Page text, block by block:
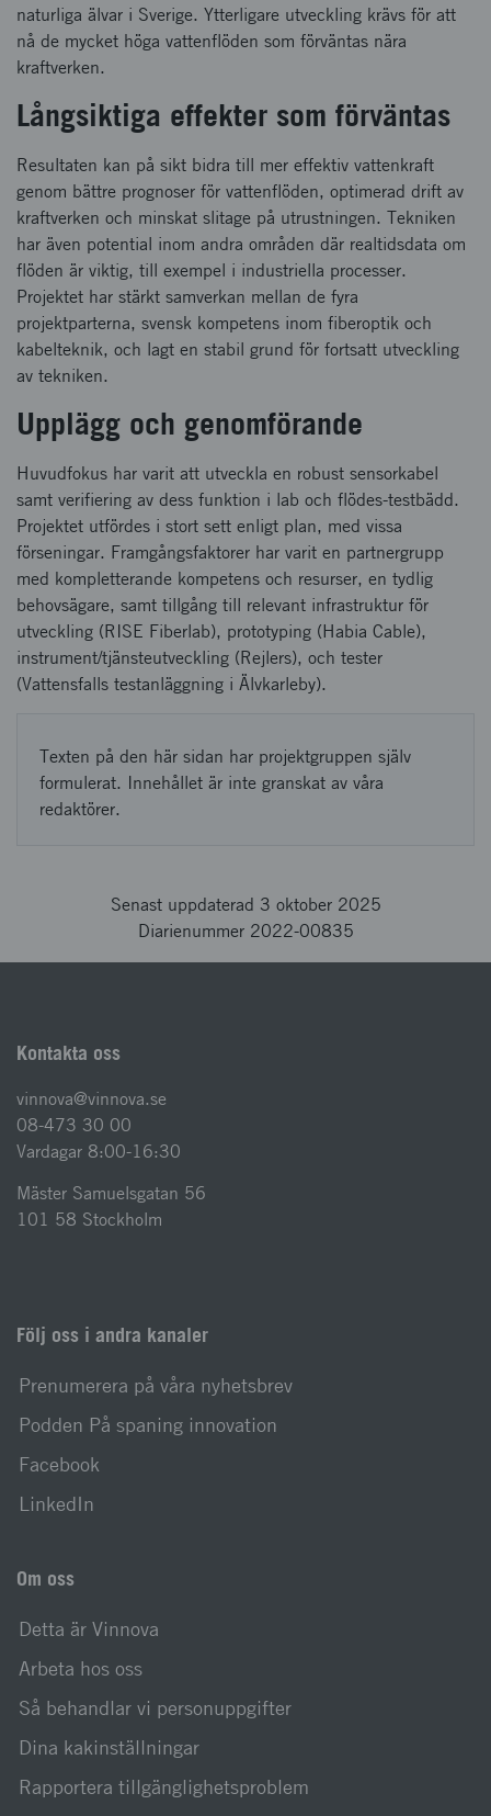
naturliga älvar i Sverige. Ytterligare utveckling krävs för att
nå de mycket höga vattenflöden som förväntas nära
kraftverken.
Långsiktiga effekter som förväntas
Resultaten kan på sikt bidra till mer effektiv vattenkraft
genom bättre prognoser för vattenflöden, optimerad drift av
kraftverken och minskat slitage på utrustningen. Tekniken
har även potential inom andra områden där realtidsdata om
flöden är viktig, till exempel i industriella processer.
Projektet har stärkt samverkan mellan de fyra
projektparterna, svensk kompetens inom fiberoptik och
kabelteknik, och lagt en stabil grund för fortsatt utveckling
av tekniken.
Upplägg och genomförande
Huvudfokus har varit att utveckla en robust sensorkabel
samt verifiering av dess funktion i lab och flödes-testbädd.
Projektet utfördes i stort sett enligt plan, med vissa
förseningar. Framgångsfaktorer har varit en partnergrupp
med kompletterande kompetens och resurser, en tydlig
behovsägare, samt tillgång till relevant infrastruktur för
utveckling (RISE Fiberlab), prototyping (Habia Cable),
instrument/tjänsteutveckling (Rejlers), och tester
(Vattensfalls testanläggning i Älvkarleby).
Texten på den här sidan har projektgruppen själv
formulerat. Innehållet är inte granskat av våra
redaktörer.
Senast uppdaterad 3 oktober 2025
Diarienummer 2022-00835
Kontakta oss
vinnova@vinnova.se
08-473 30 00
Vardagar 8:00-16:30
Mäster Samuelsgatan 56
101 58 Stockholm
Följ oss i andra kanaler
Prenumerera på våra nyhetsbrev
Podden På spaning innovation
Facebook
LinkedIn
Om oss
Detta är Vinnova
Arbeta hos oss
Så behandlar vi personuppgifter
Dina kakinställningar
Rapportera tillgänglighetsproblem